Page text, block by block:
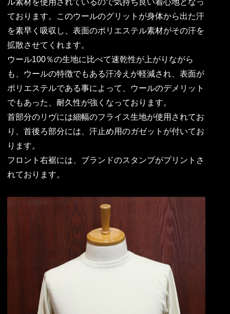
ております。このウールのグリットが身体から出た汗
を素早く吸収し、表面のポリエステル素材がその汗を
拡散させてくれます。
ウール100％の生地に比べて速乾性が上がりながら
も、ウールの特徴でもある汗冷えが軽減され、表面が
ポリエステルである事によって、ウールのデメリット
でもあった、耐久性が強くなっております。
首部分のリヴには細幅のフライス生地が使用されてお
り、首後ろ部分には、汗止め用のガゼットが付いてお
ります。
フロント右裾には、ブランドのスタンプがプリントさ
れております。